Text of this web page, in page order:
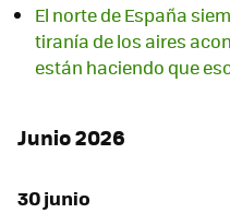
El norte de España
tiranía de los aires
están haciendo que
Junio 2026
30 junio